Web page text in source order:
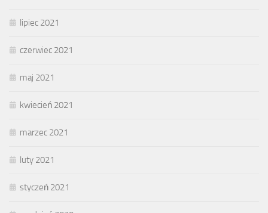
lipiec 2021
czerwiec 2021
maj 2021
kwiecień 2021
marzec 2021
luty 2021
styczeń 2021